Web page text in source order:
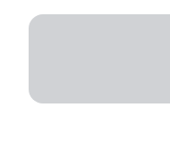
건너뛰기